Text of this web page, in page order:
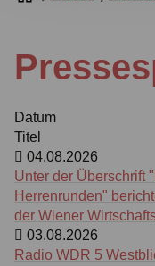
Datum
Titel
04.08.2026
Unter der Überschrift
Herrenrunden"
der Wiener
03.08.2026
Radio WDR 5